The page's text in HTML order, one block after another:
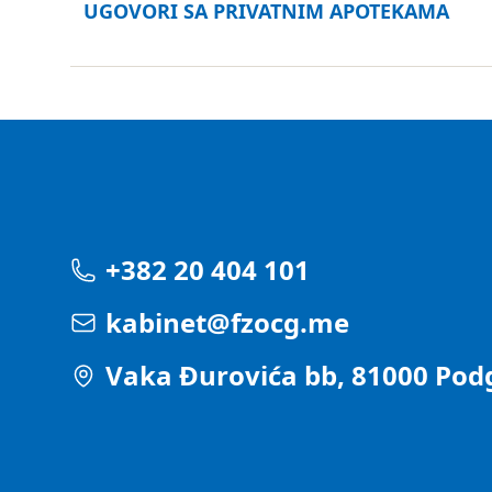
UGOVORI SA PRIVATNIM APOTEKAMA
+382 20 404 101
kabinet@fzocg.me
Vaka Đurovića bb, 81000